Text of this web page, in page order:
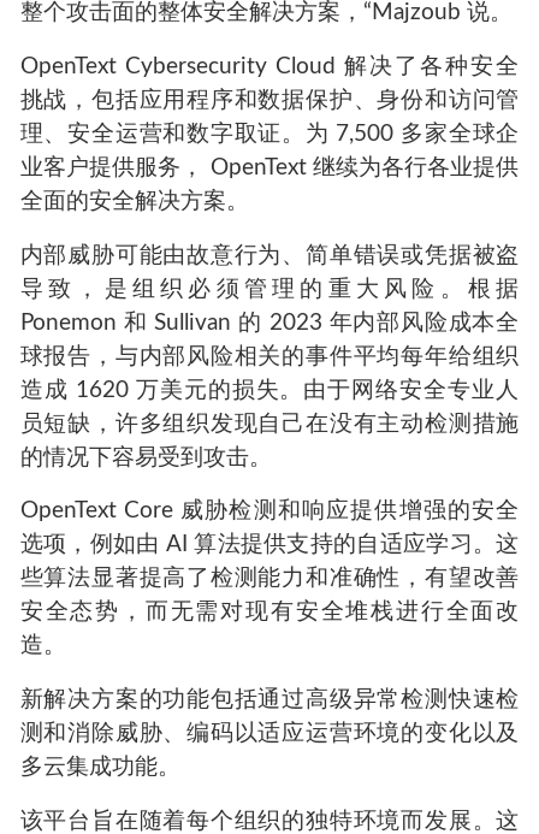
整个攻击面的整体安全解决方案，“Majzoub 说。
OpenText Cybersecurity Cloud 解决了各种安全
挑战，包括应用程序和数据保护、身份和访问管
理、安全运营和数字取证。为 7,500 多家全球企
业客户提供服务， OpenText 继续为各行各业提供
全面的安全解决方案。
内部威胁可能由故意行为、简单错误或凭据被盗
导致，是组织必须管理的重大风险。根据
Ponemon 和 Sullivan 的 2023 年内部风险成本全
球报告，与内部风险相关的事件平均每年给组织
造成 1620 万美元的损失。由于网络安全专业人
员短缺，许多组织发现自己在没有主动检测措施
的情况下容易受到攻击。
OpenText Core 威胁检测和响应提供增强的安全
选项，例如由 AI 算法提供支持的自适应学习。这
些算法显著提高了检测能力和准确性，有望改善
安全态势，而无需对现有安全堆栈进行全面改
造。
新解决方案的功能包括通过高级异常检测快速检
测和消除威胁、编码以适应运营环境的变化以及
多云集成功能。
该平台旨在随着每个组织的独特环境而发展。这